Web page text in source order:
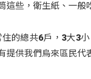
些，衛生紙、一般
的總共6戶，3大3
供我們烏來區民代